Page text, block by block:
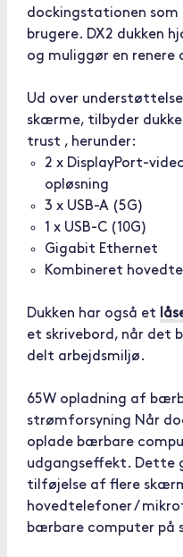
dockingstationen som
brugere. DX2 dukken
og muliggør en renere
Ud over
skærme, tilbyder
trust , herunder:
2 x DisplayPort-
opløsning
3 x USB-A (5G)
1 x USB-C (10G)
Gigabit Ethernet
Kombineret
Dukken har også et
et skrivebord, når det
delt arbejdsmiljø.
65W opladning af
strømforsyning Når
oplade bærbare
udgangseffekt. Dette
tilføjelse af flere
hovedtelefoner /
bærbare computer på